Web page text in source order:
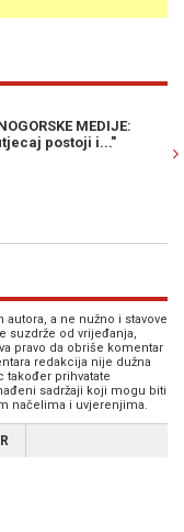
MEDIJE:
postoji i..."
autora, a ne nužno i stavove
suzdrže od vrijeđanja,
pravo da obriše komentar
redakcija nije dužna
također prihvatate
sadržaji koji mogu biti
načelima i uvjerenjima.